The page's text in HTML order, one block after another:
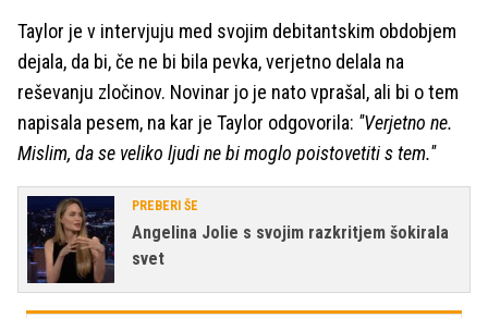
Taylor je v intervjuju med svojim debitantskim obdobjem
dejala, da bi, če ne bi bila pevka, verjetno delala na
reševanju zločinov. Novinar jo je nato vprašal, ali bi o tem
napisala pesem, na kar je Taylor odgovorila: ''Verjetno ne.
Mislim, da se veliko ljudi ne bi moglo poistovetiti s tem.''
PREBERI ŠE
Angelina Jolie s svojim razkritjem šokirala
svet